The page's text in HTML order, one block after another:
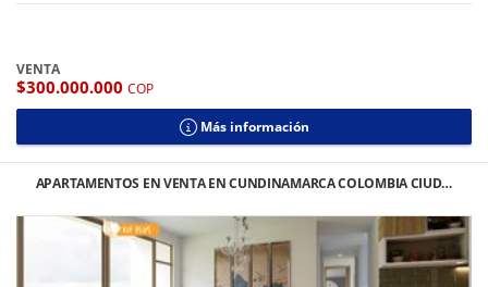
VENTA
$300.000.000 COP
Más información
APARTAMENTOS EN VENTA EN CUNDINAMARCA COLOMBIA CIUD…